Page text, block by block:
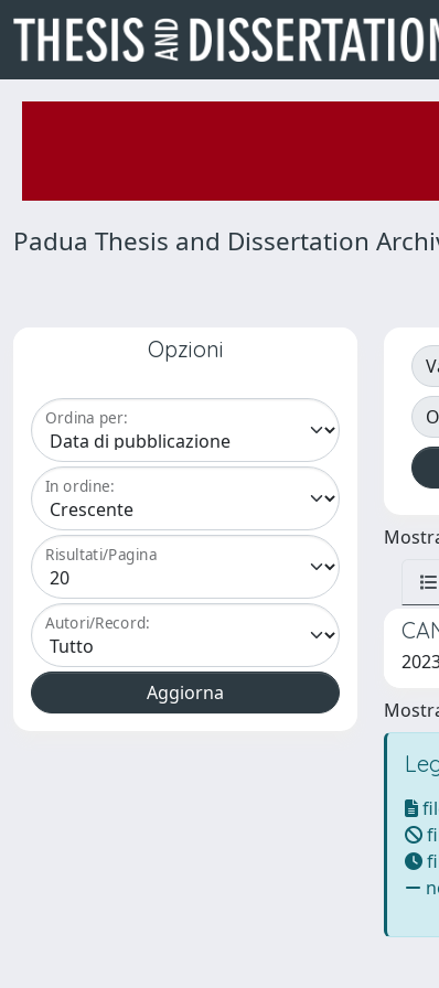
Padua Thesis and Dissertation
Opzioni
Ordina per:
In ordine:
Risultati/Pagina
Autori/Record: